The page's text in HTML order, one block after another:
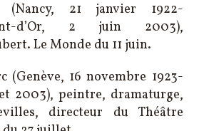
(Nancy, 21 janvier 1922-
d’Or, 2 juin 2003),
Le Monde du 11 juin.
(Genève, 16 novembre 1923-
2003), peintre, dramaturge,
directeur du Théâtre